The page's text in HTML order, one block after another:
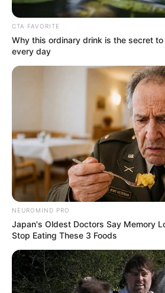
Posted
in
Friss hírek
Berobbant a Covid
Magyarországon, az
csak novembertől
bySzerző • September 26, 2025
CTA FAVORITE
Why this ordinary drink is the secret
every day
NEUROMIND PRO
Japan's Oldest Doctors Say Memory
Stop Eating These 3 Foods